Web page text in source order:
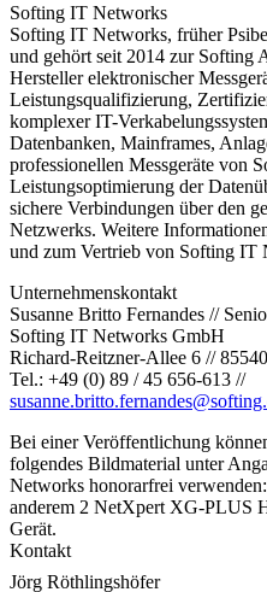
Softing IT Networks
Softing IT Networks, früher
und gehört seit 2014 zur
Hersteller elektronischer
Leistungsqualifizierung,
komplexer IT-
Datenbanken, Mainframes,
professionellen Messgeräte von
Leistungsoptimierung der
sichere Verbindungen über den
Netzwerks. Weitere
und zum Vertrieb von Softing IT
Unternehmenskontakt
Susanne Britto Fernandes //
Softing IT Networks GmbH
Richard-Reitzner-Allee 6 //
Tel.: +49 (0) 89 / 45 656-613 //
Bei einer Veröffentlichung
folgendes Bildmaterial unter
Networks honorarfrei
anderem 2 NetXpert XG-PLUS
Gerät.
Kontakt
Jörg Röthlingshöfer